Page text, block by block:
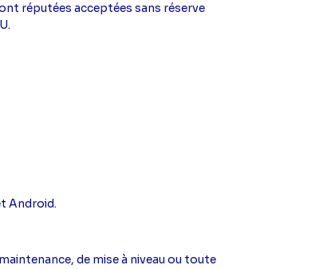
réputées acceptées sans réserve
Android.
de mise à niveau ou toute